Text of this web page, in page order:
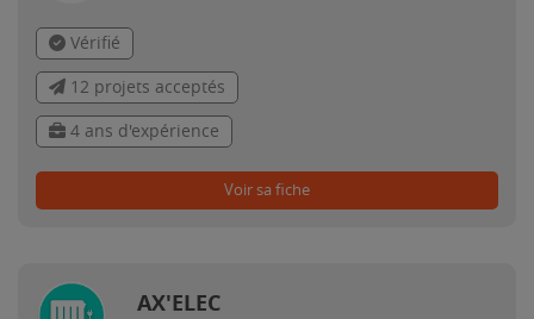
Vérifié
12 projets acceptés
4 ans d'expérience
Voir sa fiche
AX'ELEC